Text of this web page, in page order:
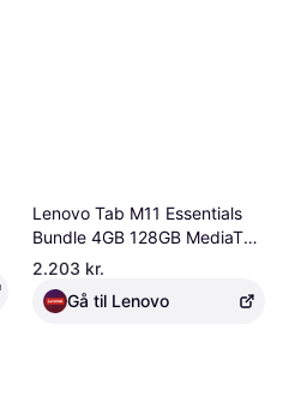
Lenovo Tab M11 Essentials
Bundle 4GB 128GB MediaTek
Helio G88-processor 2,00
GHz , Android 13 eller nyere,
128 GB eMMC
2.203 kr.
Gå til Lenovo